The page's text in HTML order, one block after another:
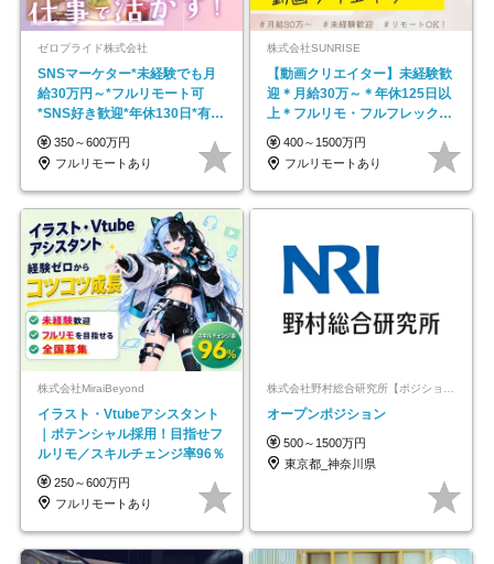
ゼロプライド株式会社
SNSマーケター*未経験でも月
給30万円～*フルリモート可
*SNS好き歓迎*年休130日*有休
取得率100%
350～600万円
フルリモートあり
株式会社SUNRISE
【動画クリエイター】未経験歓
迎＊月給30万～＊年休125日以
上＊フルリモ・フルフレックス
◆10名の採用が決定◆
400～1500万円
フルリモートあり
株式会社MiraiBeyond
イラスト・Vtubeアシスタント
｜ポテンシャル採用！目指せフ
ルリモ／スキルチェンジ率96％
250～600万円
フルリモートあり
オープンポジション
500～1500万円
東京都_神奈川県